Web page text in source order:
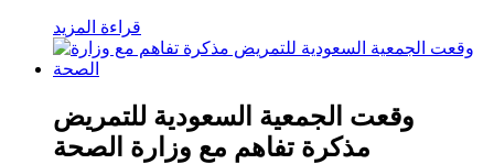
قراءة المزيد
وقعت الجمعية السعودية للتمريض
مذكرة تفاهم مع وزارة الصحة